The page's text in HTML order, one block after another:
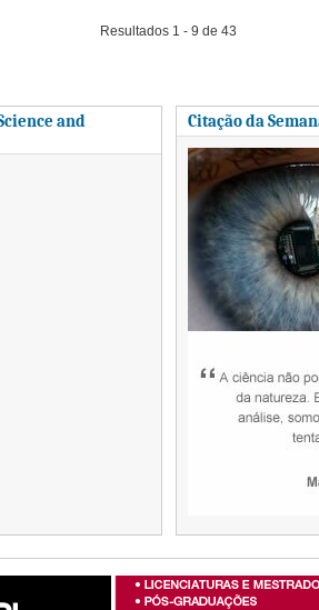
Resultados 1 - 9 de 43
and
Citação da